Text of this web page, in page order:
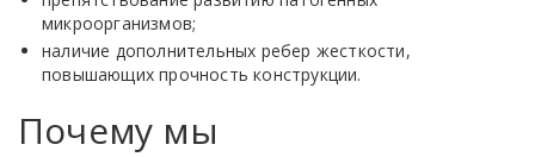
микроорганизмов;
наличие дополнительных ребер жесткости,
повышающих прочность конструкции.
Почему мы